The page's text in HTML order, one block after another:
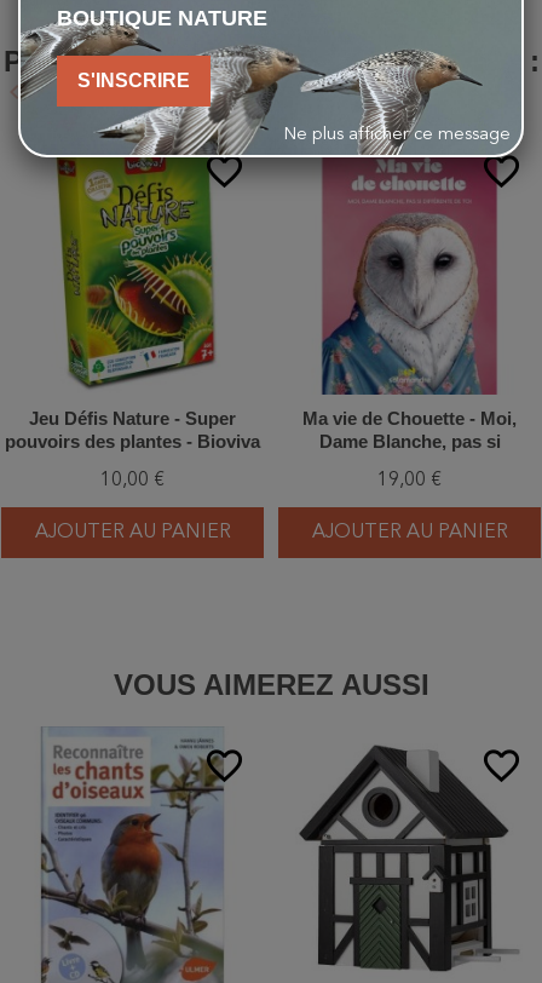
LES CLIENTS QUI ONT ACHETÉ CE
PRODUIT ONT ÉGALEMENT ACHETÉ :
Précédent
keyboard_arrow_leftkeyboard_arrow_right
favorite_border
Jeu Défis Nature - Super
pouvoirs des plantes - Bioviva
10,00 €
AJOUTER AU PANIER
favorite_border
Ma vie de Chouette - Moi,
Dame Blanche, pas si
19,00 €
AJOUTER AU PANIER
VOUS AIMEREZ AUSSI
favorite_border favorite_border
BOUTIQUE NATURE
S'INSCRIRE
Ne plus afficher ce message